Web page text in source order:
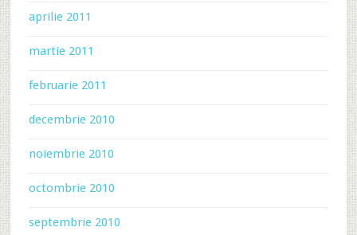
aprilie 2011
martie 2011
februarie 2011
decembrie 2010
noiembrie 2010
octombrie 2010
septembrie 2010